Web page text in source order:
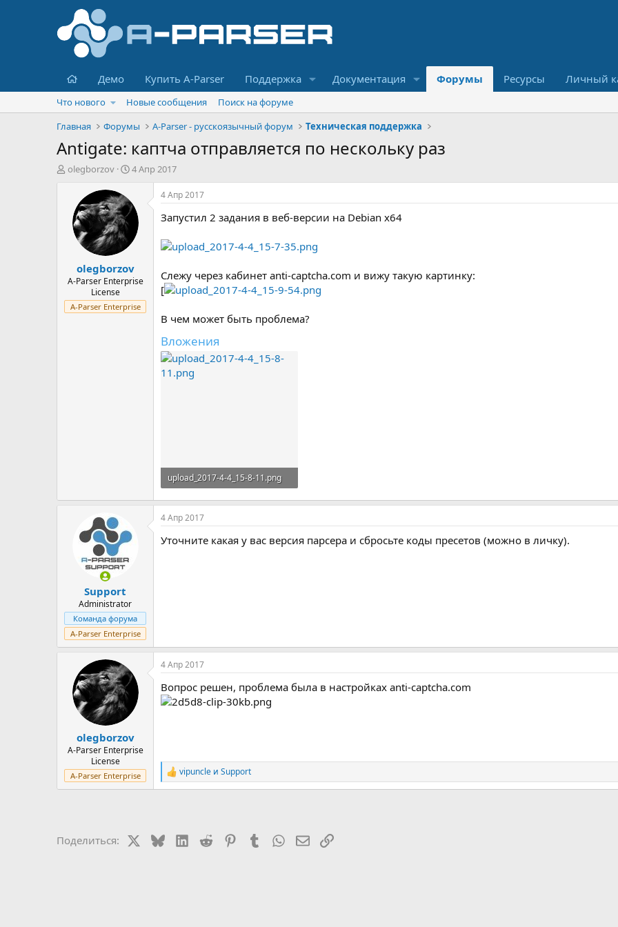
Главная
Демо Купить A-Parser Поддержка Документация Форумы Ресурсы Личный
Что нового Новые сообщения
Поиск на форуме
Главная
Форумы A-Parser - русскоязычный форум Техническая поддержка
Antigate: каптча отправляется по нескольку раз
А
olegborzov
Д
а
ч
л
а
4 Апр 2017
olegborzov
A-Parser Enterprise
License
A-Parser Enterprise
4 Апр 2017
Запустил 2 задания в веб-версии на Debian x64
Слежу через кабинет anti-captcha.com и вижу такую картинку:
[
В чем может быть проблема?
Вложения
upload_2017-4-4_15-8-11.png
90,5 КБ · Просмотры: 3
Support
Administrator
Команда форума
A-Parser Enterprise
4 Апр 2017
Уточните какая у вас версия парсера и сбросьте коды пресетов (можно в личку).
olegborzov
A-Parser Enterprise
License
A-Parser Enterprise
4 Апр 2017
Вопрос решен, проблема была в настройках anti-captcha.com
Р
е
vipuncle и Support
Поделиться: BlueskyLinkedIn
Reddit PinterestTumblrWhatsAppЭлектронная почта
Ссылка